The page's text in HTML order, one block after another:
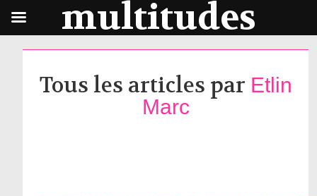
Tous les articles par Etlin
Marc
multitudes